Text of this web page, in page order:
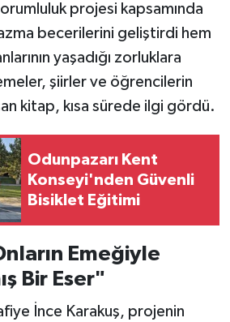
projesi kapsamında
becerilerini geliştirdi hem
yaşadığı zorluklara
şiirler ve öğrencilerin
kitap, kısa sürede ilgi gördü.
Odunpazarı Kent
Konseyi'nden Güvenli
Bisiklet Eğitimi
Emeğiyle
Bir Eser"
İnce Karakuş, projenin